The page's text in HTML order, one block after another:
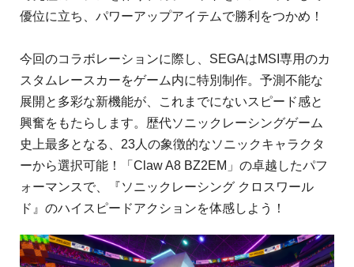
優位に立ち、パワーアップアイテムで勝利をつかめ！
今回のコラボレーションに際し、SEGAはMSI専用のカ
スタムレースカーをゲーム内に特別制作。予測不能な
展開と多彩な新機能が、これまでにないスピード感と
興奮をもたらします。歴代ソニックレーシングゲーム
史上最多となる、23人の象徴的なソニックキャラクタ
ーから選択可能！「Claw A8 BZ2EM」の卓越したパフ
ォーマンスで、『ソニックレーシング クロスワール
ド』のハイスピードアクションを体感しよう！